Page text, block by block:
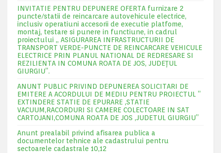
INVITATIE PENTRU DEPUNERE OFERTA furnizare 2
puncte/statii de reincarcare autovehicule electrice,
inclusiv operatiuni accesorii de executie platfome,
montaj, testare si punere in functiune, in cadrul
proiectului „ ASIGURAREA INFRASTRUCTURII DE
TRANSPORT VERDE-PUNCTE DE REINCARCARE VEHICULE
ELECTRICE PRIN PLANUL NATIONAL DE REDRESARE SI
REZILIENTA IN COMUNA ROATA DE JOS, JUDEŢUL
GIURGIU”.
ANUNT PUBLIC PRIVIND DEPUNEREA SOLICITARI DE
EMITERE A ACORDULUI DE MEDIU PENTRU PROIECTUL ”
EXTINDERE STATIE DE EPURARE ,STATIE
VACUUM,RACORDURI SI CAMERE COLECTOARE IN SAT
CARTOJANI,COMUNA ROATA DE JOS ,JUDETUL GIURGIU”
Anunt prealabil privind afisarea publica a
documentelor tehnice ale cadastrului pentru
sectoarele cadastrale 10,12